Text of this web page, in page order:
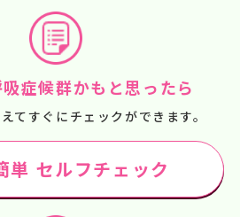
症候群かもと思ったら
てすぐにチェックができます。
単 セルフチェック